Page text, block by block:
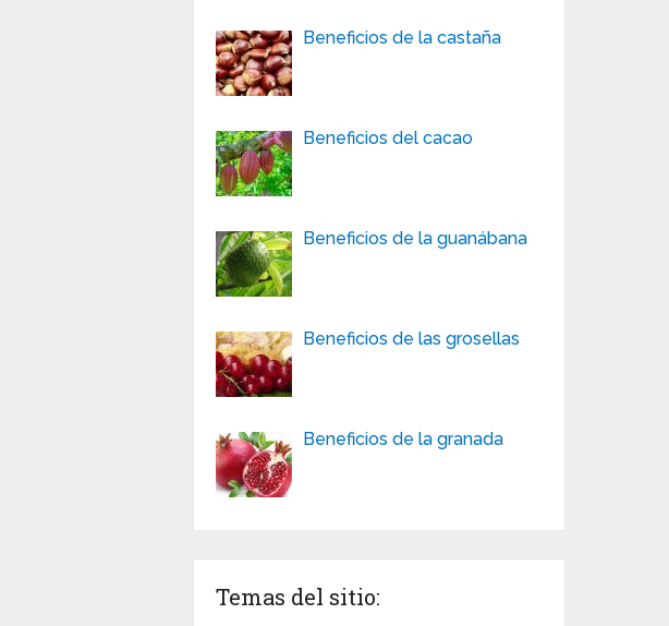
Beneficios de la castaña
Beneficios del cacao
Beneficios de la guanábana
Beneficios de las grosellas
Beneficios de la granada
Temas del sitio: